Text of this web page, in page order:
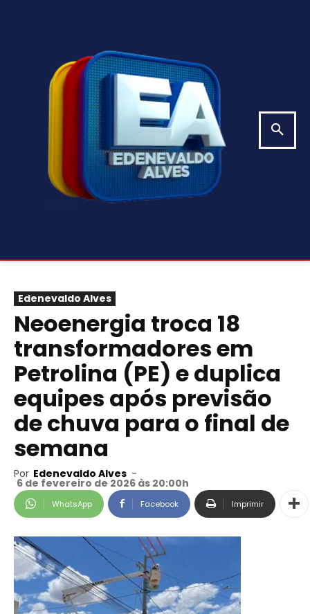
Edenevaldo Alves
Neoenergia troca 18
transformadores em
Petrolina (PE) e duplica
equipes após previsão
de chuva para o final de
semana
Por Edenevaldo Alves -
6 de fevereiro de 2026 às 20:00h
WhatsApp Facebook Imprimir